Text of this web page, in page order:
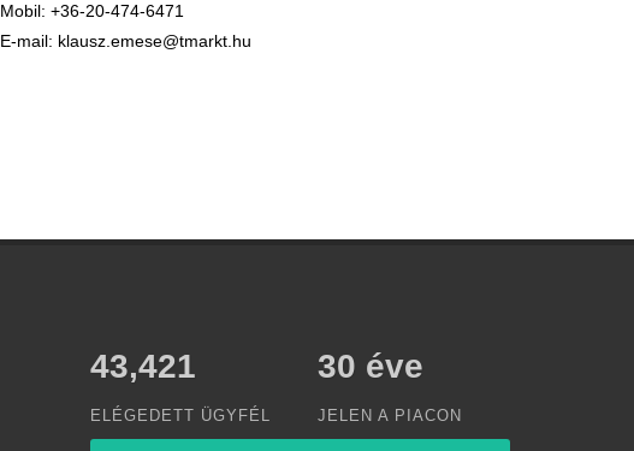
Mobil: +36-20-474-6471
E-mail: klausz.emese@tmarkt.hu
50,000
ELÉGEDETT ÜGYFÉL
30 éve
JELEN A PIACON